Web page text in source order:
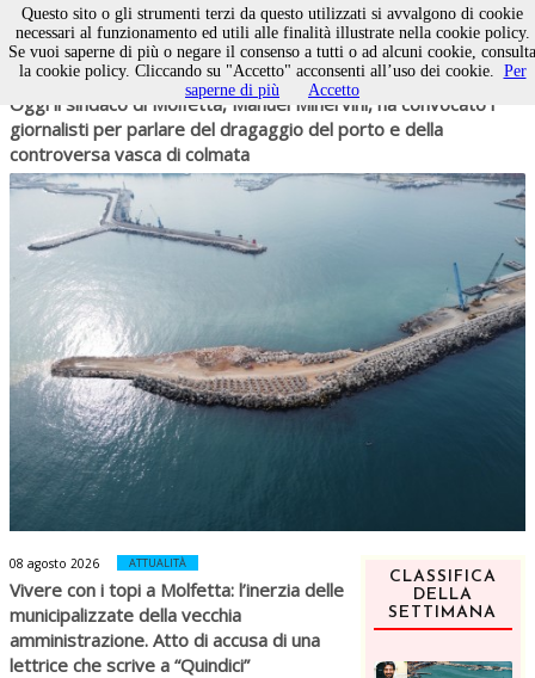
08 agosto 2026 POLITICA
Oggi il sindaco di Molfetta, Manuel Minervini, ha convocato i
giornalisti per parlare del dragaggio del porto e della
controversa vasca di colmata
08 agosto 2026 ATTUALITÀ
Vivere con i topi a Molfetta: l’inerzia delle
municipalizzate della vecchia
amministrazione. Atto di accusa di una
lettrice che scrive a “Quindici”
CLASSIFICA
DELLA
SETTIMANA
Questo sito o gli strumenti terzi da questo utilizzati si avvalgono di cookie
necessari al funzionamento ed utili alle finalità illustrate nella cookie policy.
Se vuoi saperne di più o negare il consenso a tutti o ad alcuni cookie, consulta
la cookie policy. Cliccando su "Accetto" acconsenti all’uso dei cookie. Per
saperne di più
Accetto